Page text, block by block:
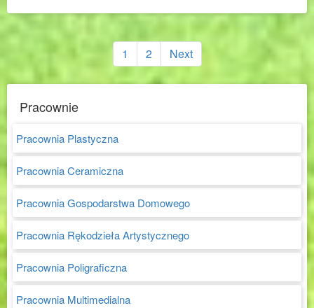
Nawigacja
wpisach
1 2 Next
Pracownie
Pracownia Plastyczna
Pracownia Ceramiczna
Pracownia Gospodarstwa Domowego
Pracownia Rękodzieła Artystycznego
Pracownia Poligraficzna
Pracownia Multimedialna